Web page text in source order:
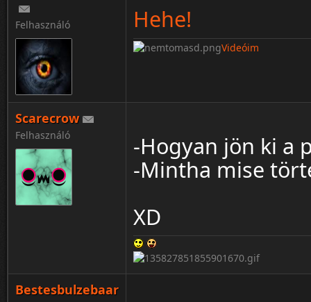
Felhasználó Hehe!
Videóim
Scarecrow
Felhasználó
-Hogyan jön ki a
-Mintha mise
XD
Bestesbulzebaar